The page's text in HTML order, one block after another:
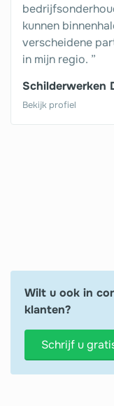
kunnen
verscheidene
in mijn regio. ”
Schilderwerken
Bekijk profiel
Wilt u ook in
klanten?
Schrijf u